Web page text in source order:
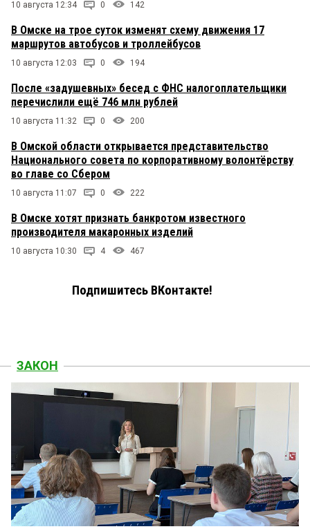
10 августа 12:34 0 142
В Омске на трое суток изменят схему движения 17
маршрутов автобусов и троллейбусов
10 августа 12:03 0 194
После «задушевных» бесед с ФНС налогоплательщики
перечислили ещё 746 млн рублей
10 августа 11:32 0 200
В Омской области открывается представительство
Национального совета по корпоративному волонтёрству
во главе со Сбером
10 августа 11:07 0 222
В Омске хотят признать банкротом известного
производителя макаронных изделий
10 августа 10:30 4 467
Подпишитесь ВКонтакте!
ЗАКОН